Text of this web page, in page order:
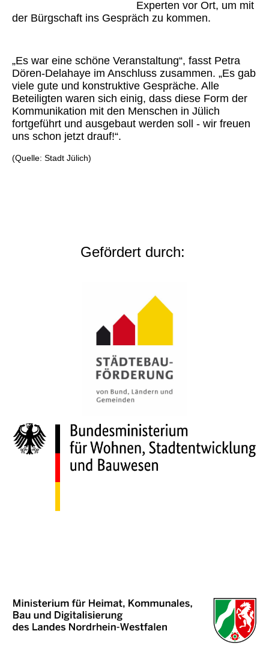
Experten vor Ort, um mit
der Bürgschaft ins Gespräch zu kommen.
„Es war eine schöne Veranstaltung“, fasst Petra
Dören-Delahaye im Anschluss zusammen. „Es gab
viele gute und konstruktive Gespräche. Alle
Beteiligten waren sich einig, dass diese Form der
Kommunikation mit den Menschen in Jülich
fortgeführt und ausgebaut werden soll - wir freuen
uns schon jetzt drauf!“.
(Quelle: Stadt Jülich)
Gefördert durch: